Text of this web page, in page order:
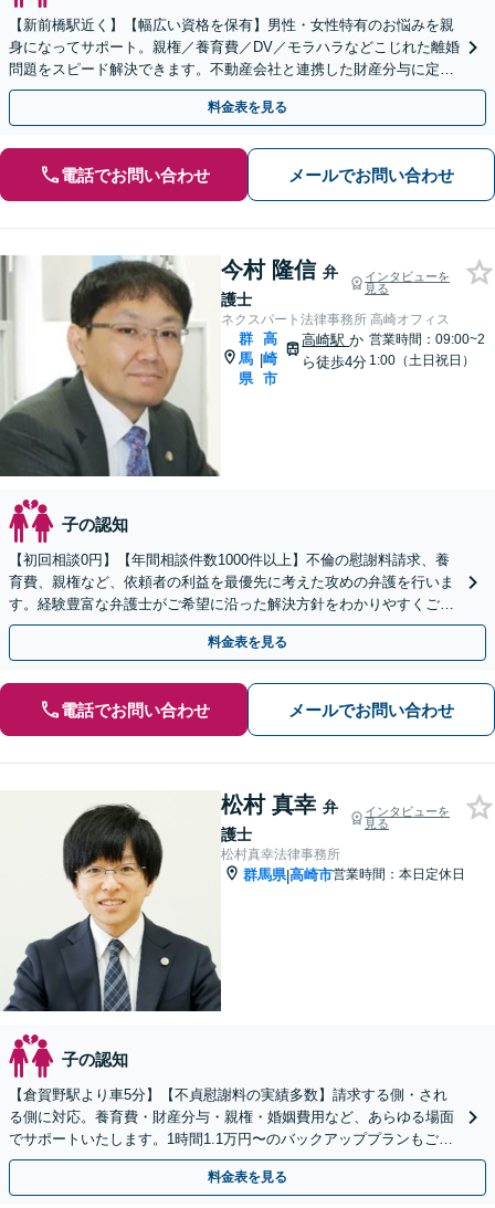
【新前橋駅近く】【幅広い資格を保有】男性・女性特有のお悩みを親
身になってサポート。親権／養育費／DV／モラハラなどこじれた離婚
問題をスピード解決できます。不動産会社と連携した財産分与に定評
あり。【初回相談無料】
料金表を見る
電話でお問い合わせ メールでお問い合わせ
今村 隆信 弁
護士
インタビューを
見る
ネクスパート法律事務所 高崎オフィス
群
馬
県
|
高
崎
市
高崎駅か
ら徒歩4分
営業時間：09:00~2
1:00（土日祝日）
子の認知
【初回相談0円】【年間相談件数1000件以上】不倫の慰謝料請求、養
育費、親権など、依頼者の利益を最優先に考えた攻めの弁護を行いま
す。経験豊富な弁護士がご希望に沿った解決方針をわかりやすくご提
案します。お気軽にお問合せ下さい。
料金表を見る
電話でお問い合わせ メールでお問い合わせ
松村 真幸 弁
護士
インタビューを
見る
松村真幸法律事務所
群馬県|高崎市営業時間：本日定休日
子の認知
【倉賀野駅より車5分】【不貞慰謝料の実績多数】請求する側・され
る側に対応。養育費・財産分与・親権・婚姻費用など、あらゆる場面
でサポートいたします。1時間1.1万円〜のバックアッププランもご用
意【ビデオ面談や事前予約で時間外面談可】
料金表を見る